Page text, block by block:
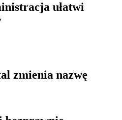
ułatwi
zmienia nazwę